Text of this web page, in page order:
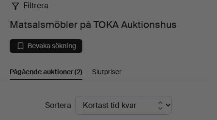
Matsalsmöbler
på
TOKA
Auktionshus
Filtrera
Matsalsmöbler på TOKA Auktionshus
Bevaka sökning
Pågående auktioner(2) Slutpriser
PågåendeSortera